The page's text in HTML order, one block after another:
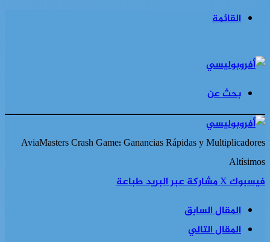
القائمة
بحث عن
AviaMasters Crash Game: Ganancias Rápidas y Multiplicadores
Altísimos
فيسبوك‫Xمشاركة عبر البريدطباعة
المقال السابق
المقال التالي